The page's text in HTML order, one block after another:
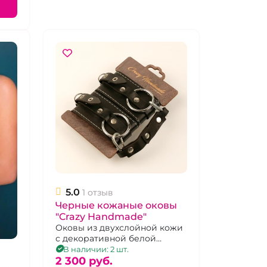
5.0 1 отзыв
Черные кожаные оковы
"Crazy Handmade"
Оковы из двухслойной кожи
с декоративной белой
строчкой.
В наличии: 2 шт.
2 300 pуб.